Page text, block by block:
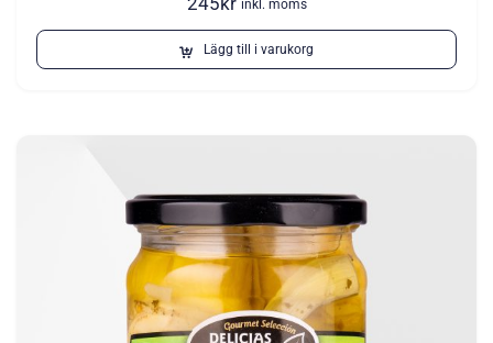
inkl. moms
Lägg till i varukorg